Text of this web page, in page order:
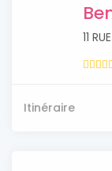
11
Itinéraire